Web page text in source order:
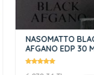
NASOMATTO BLACK
AFGANO EDP 30 ML
ERKEK PARFÜM